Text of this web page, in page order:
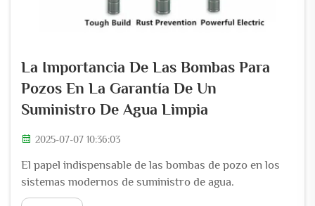
La Importancia De Las Bombas Para
Pozos En La Garantía De Un
Suministro De Agua Limpia
2025-07-07 10:36:03
El papel indispensable de las bombas de pozo en los
sistemas modernos de suministro de agua.
Descubriendo la naturaleza esencial y ahorradora de